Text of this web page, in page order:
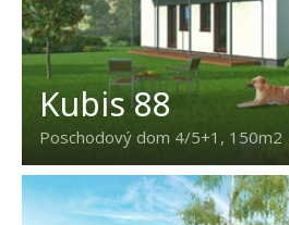
Kubis 88
Poschodový dom 4/5+1, 150m2